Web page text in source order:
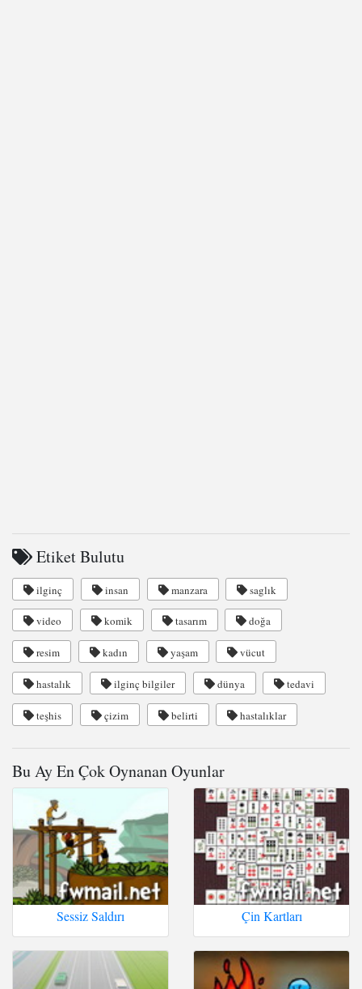
Etiket Bulutu
ilginç insan manzara saglık
video komik tasarım doğa
resim kadın yaşam vücut
hastalık ilginç bilgiler dünya tedavi
teşhis çizim belirti hastalıklar
Bu Ay En Çok Oynanan Oyunlar
Sessiz Saldırı Çin Kartları